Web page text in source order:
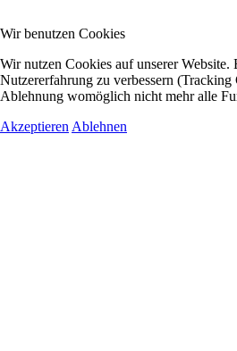
Wir benutzen Cookies
Wir nutzen Cookies auf unserer
Nutzererfahrung zu verbessern (Tracking
Ablehnung womöglich nicht mehr alle
Akzeptieren Ablehnen